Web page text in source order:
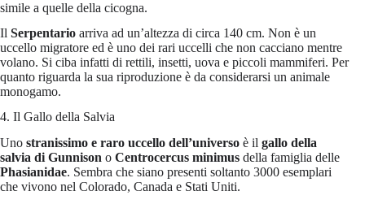
simile a quelle della cicogna.
Il Serpentario arriva ad un’altezza di circa 140 cm. Non è un
uccello migratore ed è uno dei rari uccelli che non cacciano mentre
volano. Si ciba infatti di rettili, insetti, uova e piccoli mammiferi. Per
quanto riguarda la sua riproduzione è da considerarsi un animale
monogamo.
4. Il Gallo della Salvia
Uno stranissimo e raro uccello dell’universo è il gallo della
salvia di Gunnison o Centrocercus minimus della famiglia delle
Phasianidae. Sembra che siano presenti soltanto 3000 esemplari
che vivono nel Colorado, Canada e Stati Uniti.